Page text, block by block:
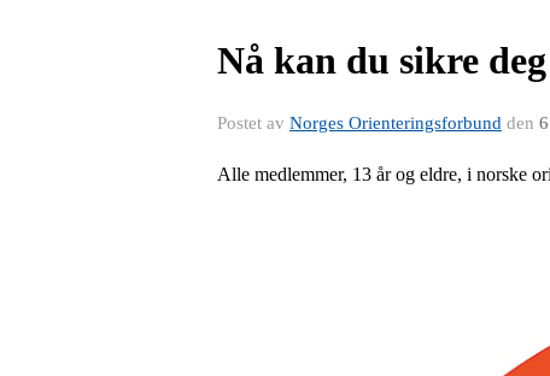
Nå kan du sikre
Postet av Norges Orienteringsforbund den
Alle medlemmer, 13 år og eldre, i norske